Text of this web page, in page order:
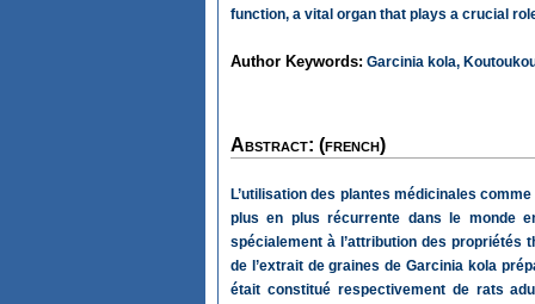
function, a vital organ that plays a crucial
Author Keywords: Garcinia kola,
Abstract: (french)
L’utilisation des plantes médicinales
plus en plus récurrente dans le monde
spécialement à l’attribution des propriétés
de l’extrait de graines de Garcinia kola
était constitué respectivement de rats